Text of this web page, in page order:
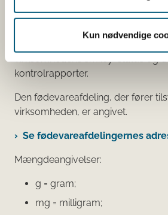
Kun nødvendige
Du kan også finde
virksomhed, som har anmeldt
virksomhedens smiley-status og
kontrolrapporter.
Den fødevareafdeling, der fører
virksomheden, er angivet.
Se fødevareafdelingernes
Mængdeangivelser:
g = gram;
mg = milligram;